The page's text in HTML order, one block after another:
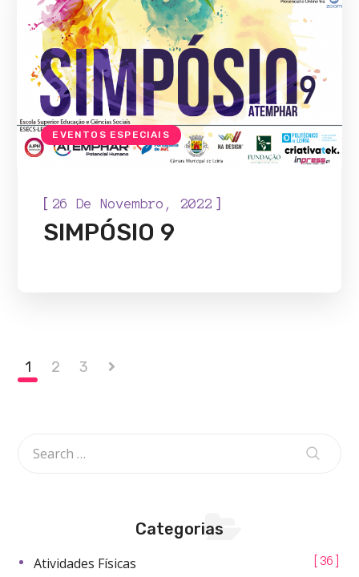
EVENTOS ESPECIAIS
[ 26 De Novembro, 2022 ]
SIMPÓSIO 9
1 2 3
Categorias
Atividades Físicas 36